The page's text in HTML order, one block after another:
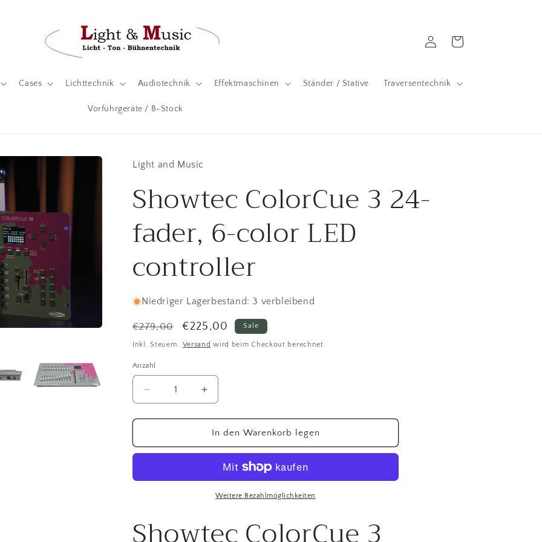
Cases Lichttechnik Audiotechnik Effektmaschinen Ständer / Stative Traversentechnik
Vorführgeräte / B-Stock
EinloggenWarenkorb
Light and Music
Showtec ColorCue 3 24-
fader, 6-color LED
controller
Niedriger Lagerbestand: 3 verbleibend
Normaler
Preis
€279,00 Verkaufspreis
€225,00 Sale
Inkl. Steuern. Versand wird beim Checkout berechnet
Anzahl
Anzahl
Verringere
die
Menge
Showtec
24-
color
LED
Erhöhe
die
Menge
für
Showtec
ColorCue
24-
fader,
LED
In den Warenkorb legen
Weitere Bezahlmöglichkeiten